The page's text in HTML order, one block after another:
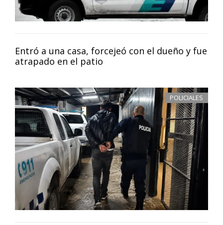
Entró a una casa, forcejeó con el dueño y fue
atrapado en el patio
POLICIALES